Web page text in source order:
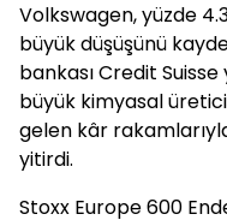
Volkswagen, yüzde
büyük düşüşünü
bankası Credit
büyük kimyasal
gelen kâr
yitirdi.
Stoxx Europe 600